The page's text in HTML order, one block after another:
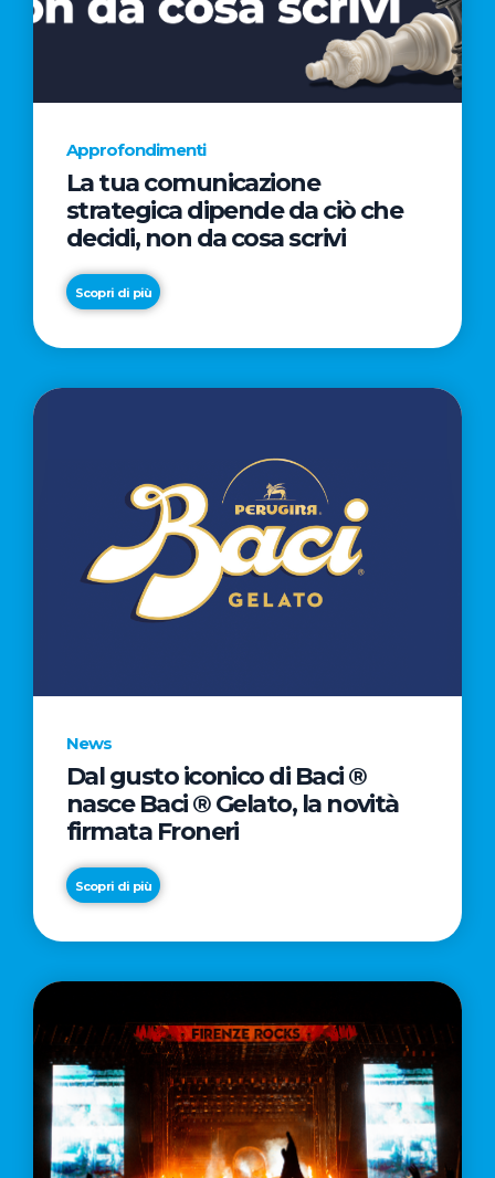
AL
CINEMA
NELLA
CAMPAGNA
REGISTA
PREMIO
OSCAR®
Approfondimenti
La tua comunicazione
strategica dipende da ciò che
decidi, non da cosa scrivi
Scopri di più
News
Dal gusto iconico di Baci ®
nasce Baci ® Gelato, la novità
firmata Froneri
Scopri di più